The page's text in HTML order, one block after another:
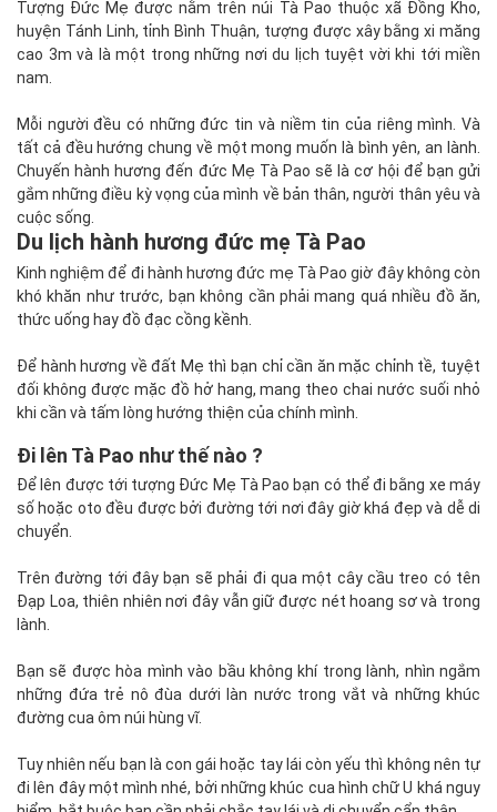
Tượng Đức Mẹ được nằm trên núi Tà Pao thuộc xã Đồng Kho,
huyện Tánh Linh, tỉnh Bình Thuận, tượng được xây bằng xi măng
cao 3m và là một trong những nơi du lịch tuyệt vời khi tới miền
nam.
Mỗi người đều có những đức tin và niềm tin của riêng mình. Và
tất cả đều hướng chung về một mong muốn là bình yên, an lành.
Chuyến hành hương đến đức Mẹ Tà Pao sẽ là cơ hội để bạn gửi
gắm những điều kỳ vọng của mình về bản thân, người thân yêu và
cuộc sống.
Du lịch hành hương đức mẹ Tà Pao
Kinh nghiệm để đi hành hương đức mẹ Tà Pao giờ đây không còn
khó khăn như trước, bạn không cần phải mang quá nhiều đồ ăn,
thức uống hay đồ đạc cồng kềnh.
Để hành hương về đất Mẹ thì bạn chỉ cần ăn mặc chỉnh tề, tuyệt
đối không được mặc đồ hở hang, mang theo chai nước suối nhỏ
khi cần và tấm lòng hướng thiện của chính mình.
Đi lên Tà Pao như thế nào ?
Để lên được tới tượng Đức Mẹ Tà Pao bạn có thể đi bằng xe máy
số hoặc oto đều được bởi đường tới nơi đây giờ khá đẹp và dễ di
chuyển.
Trên đường tới đây bạn sẽ phải đi qua một cây cầu treo có tên
Đạp Loa, thiên nhiên nơi đây vẫn giữ được nét hoang sơ và trong
lành.
Bạn sẽ được hòa mình vào bầu không khí trong lành, nhìn ngắm
những đứa trẻ nô đùa dưới làn nước trong vắt và những khúc
đường cua ôm núi hùng vĩ.
Tuy nhiên nếu bạn là con gái hoặc tay lái còn yếu thì không nên tự
đi lên đây một mình nhé, bởi những khúc cua hình chữ U khá nguy